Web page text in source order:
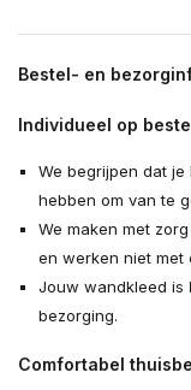
Bestel- en
Individueel op
We begrijpen dat
hebben om van te
We maken met zorg
en werken niet met
Jouw wandkleed is
bezorging.
Comfortabel